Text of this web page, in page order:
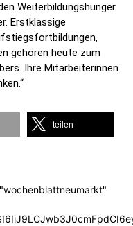
Weiterbildungshunger
Erstklassige
gehören heute zum
Ihre Mitarbeiterinnen
teilen